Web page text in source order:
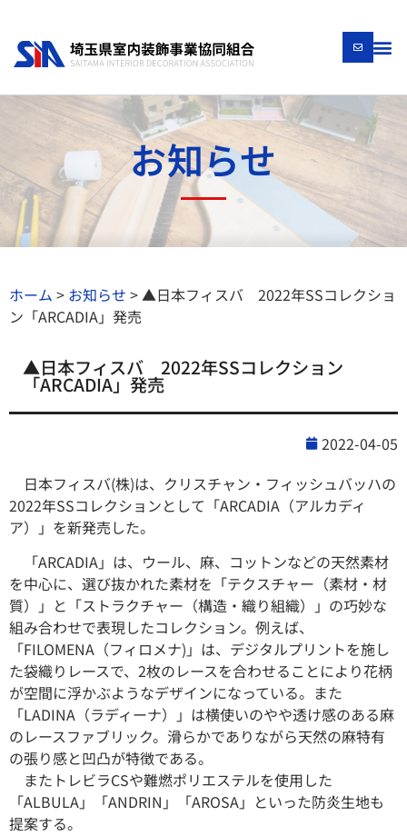
お知らせ
ホーム > お知らせ >▲日本フィスバ 2022年SSコレクショ
ン「ARCADIA」発売
▲日本フィスバ 2022年SSコレクション
「ARCADIA」発売
2022-04-05
日本フィスバ(株)は、クリスチャン・フィッシュバッハの
2022年SSコレクションとして「ARCADIA（アルカディ
ア）」を新発売した。
「ARCADIA」は、ウール、麻、コットンなどの天然素材
を中心に、選び抜かれた素材を「テクスチャー（素材・材
質）」と「ストラクチャー（構造・織り組織）」の巧妙な
組み合わせで表現したコレクション。例えば、
「FILOMENA（フィロメナ)」は、デジタルプリントを施し
た袋織りレースで、2枚のレースを合わせることにより花柄
が空間に浮かぶようなデザインになっている。また
「LADINA（ラディーナ）」は横使いのやや透け感のある麻
のレースファブリック。滑らかでありながら天然の麻特有
の張り感と凹凸が特徴である。
またトレビラCSや難燃ポリエステルを使用した
「ALBULA」「ANDRIN」「AROSA」といった防炎生地も
提案する。